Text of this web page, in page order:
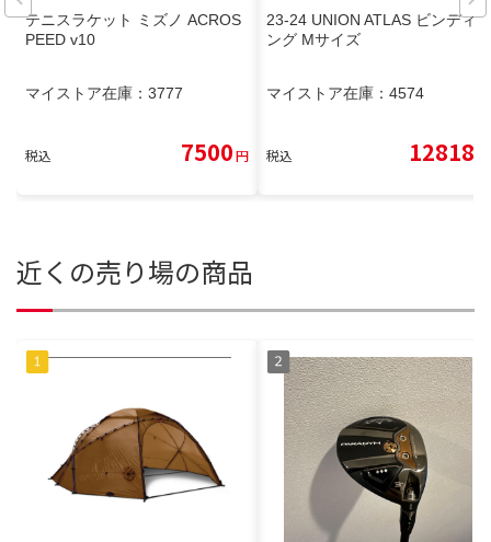
テニスラケット ミズノ ACROS
PEED v10
マイストア在庫： 3777
税込 7500円
23-24 UNION ATLAS ビンディ
ング Mサイズ
マイストア在庫： 4574
税込 12818
近くの売り場の商品